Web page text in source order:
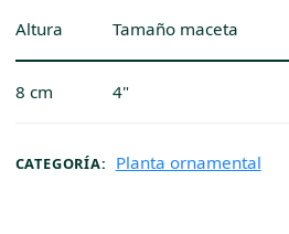
Altura Tamaño maceta
8 cm 4"
CATEGORÍA: Planta ornamental